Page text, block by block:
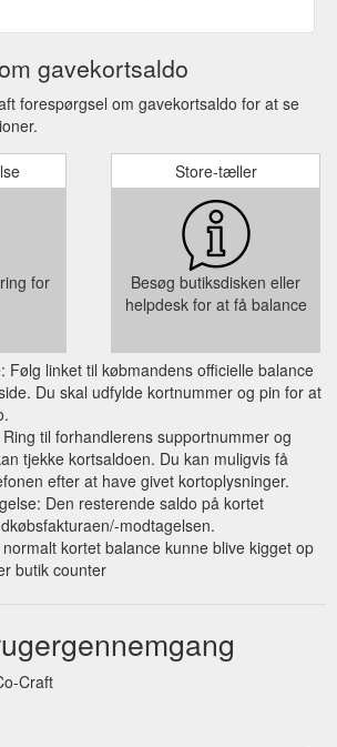
gavekortsaldo
forespørgsel om gavekortsaldo for at se
for
Store-tæller
Besøg butiksdisken eller
helpdesk for at få balance
Følg linket til købmandens officielle balance
Du skal udfylde kortnummer og pin for at
til forhandlerens supportnummer og
tjekke kortsaldoen. Du kan muligvis få
efter at have givet kortoplysninger.
Den resterende saldo på kortet
modtagelsen.
kortet balance kunne blive kigget op
butik counter
Craft